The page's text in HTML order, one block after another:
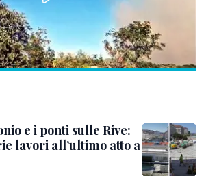
e i ponti sulle Rive:
lavori all’ultimo atto a